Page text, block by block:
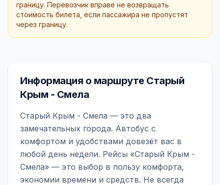
границу. Перевозчик вправе не возвращать
стоимость билета, если пассажира не пропустят
через границу.
Информация о маршруте Старый
Крым - Смела
Старый Крым - Смела — это два
замечательных города. Автобус с
комфортом и удобствами довезёт вас в
любой день недели. Рейсы «Старый Крым -
Смела» — это выбор в пользу комфорта,
экономии времени и средств. Не всегда